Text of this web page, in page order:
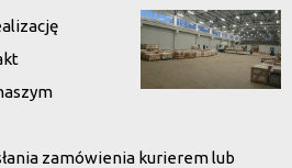
zamówienia kurierem lub